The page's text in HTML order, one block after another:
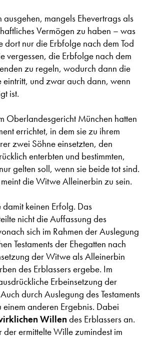
mangels Ehevertrags als
Vermögen zu haben – was
dort nur die Erbfolge nach dem Tod
vergessen, die Erbfolge nach dem
zu regeln, wodurch dann die
und zwar auch dann, wenn
ist.
Oberlandesgericht München hatten
errichtet, in dem sie zu ihrem
zwei Söhne einsetzten, den
enterbten und bestimmten,
gelten soll, wenn sie beide tot sind.
die Witwe Alleinerbin zu sein.
keinen Erfolg. Das
nicht die Auffassung des
sich im Rahmen der Auslegung
Testaments der Ehegatten nach
der Witwe als Alleinerbin
des Erblassers ergebe. Im
Erbeinsetzung der
durch Auslegung des Testaments
einem anderen Ergebnis. Dabei
Willendes Erblassers an.
der ermittelte Wille zumindest im